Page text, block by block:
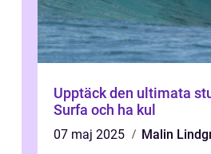
Upptäck den ultimata
Surfa och ha kul
07 maj 2025
Malin